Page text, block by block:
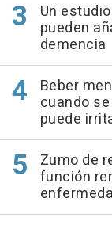
Un
pueden
demencia
Beber
cuando
puede
Zumo de
función